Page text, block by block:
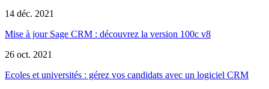
14 déc. 2021
Mise à jour Sage CRM : découvrez la version 100c v8
26 oct. 2021
Ecoles et universités : gérez vos candidats avec un logiciel CRM